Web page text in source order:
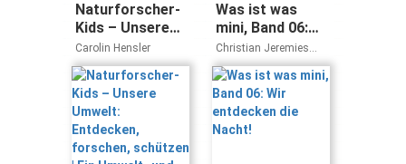
Naturforscher-
Kids – Unsere
Umwelt:
Entdecken,
forschen,
schützen | Ein
Umwelt- und
Naturführer ab 8
Jahren
Carolin Hensler
Was ist was
mini, Band 06:
Wir entdecken
die Nacht!
Christian Jeremies
Tatjana Marti